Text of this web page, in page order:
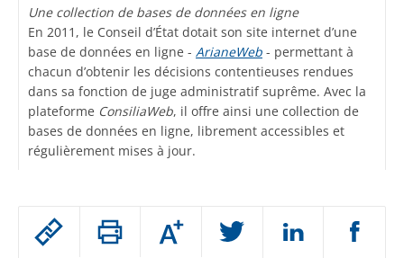
Passer
Augmenter
ou
Une collection de bases de données en ligne
En 2011, le Conseil d’État dotait son site internet d’une
base de données en ligne - ArianeWeb - permettant à
chacun d’obtenir les décisions contentieuses rendues
dans sa fonction de juge administratif suprême. Avec la
plateforme ConsiliaWeb, il offre ainsi une collection de
bases de données en ligne, librement accessibles et
régulièrement mises à jour.